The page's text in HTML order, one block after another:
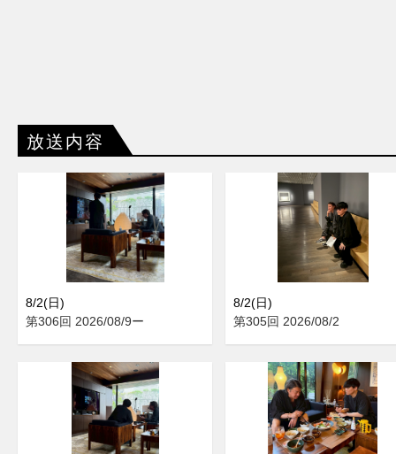
放送内容
8/2(日)
第306回 2026/08/9ー
8/2(日)
第305回 2026/08/2